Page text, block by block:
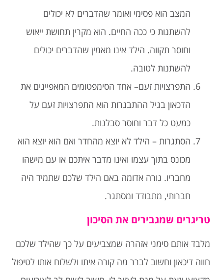
המצב הוא פסימי ואומר שהדברים לא יכולים
להשתנות כי ככה החיים. הוא מקרין תחושת ייאוש
וחוסר תקווה. הילד אינו מאמין שהדברים יכולים
להשתנות לטובה.
התפרצויות זעם– אחד הסימפטומים המאפיינים את
הדכאון בגיל ההתבגרות הוא התפרצויות זעם על
כמעט כל דבר וחוסר סבלנות.
הסתגרות – הילד לא יוצא מהחדר ואם הוא יוצא הוא
מכונס בתוך עצמו ואינו מדבר איתכם או עם מישהו
מחבריו. נורה אדומה באם הילד שלכם שתמיד היה
חברותי, מתבודד ומסתגר.
טריגרים שמגבירים את הסיכון
מלבד אותם סימני אזהרה שמצביעים על כך שהילד שלכם
חווה דיכאון וחשוב לברר מה קורה איתו ולשלוח אותו לטיפול